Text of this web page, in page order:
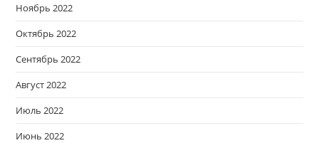
Ноябрь 2022
Октябрь 2022
Сентябрь 2022
Август 2022
Июль 2022
Июнь 2022